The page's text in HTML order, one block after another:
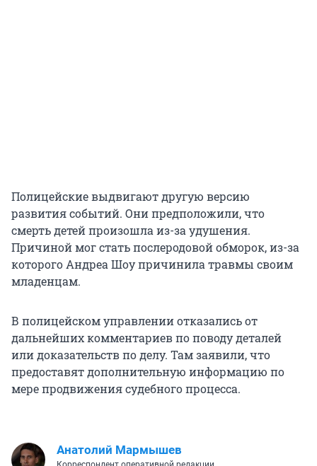
Полицейские выдвигают другую версию
развития событий. Они предположили, что
смерть детей произошла из-за удушения.
Причиной мог стать послеродовой обморок, из-за
которого Андреа Шоу причинила травмы своим
младенцам.
В полицейском управлении отказались от
дальнейших комментариев по поводу деталей
или доказательств по делу. Там заявили, что
предоставят дополнительную информацию ​​по
мере продвижения судебного процесса.
Анатолий Мармышев